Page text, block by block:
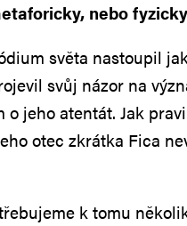
nebo
světa nastoupil
svůj názor na
o jeho atentát. Jak
otec zkrátka Fica
k tomu